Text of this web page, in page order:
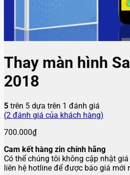
Thay màn hình
2018
5 trên 5 dựa trên 1 đánh giá
(2 đánh giá của khách hàng)
700.000₫
Cam kết hàng zin chính hãng
Có thể chúng tôi không cập nhật
liên hệ hotline để được báo giá mới